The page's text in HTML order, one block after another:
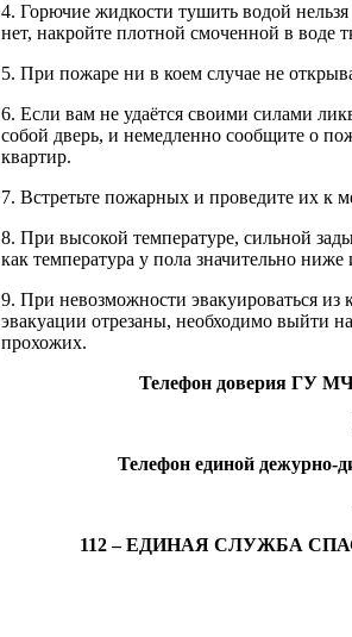
4. Горючие жидкости тушить водой
нет, накройте плотной смоченной в воде
5. При пожаре ни в коем случае не
6. Если вам не удаётся своими силами
собой дверь, и немедленно сообщите о
квартир.
7. Встретьте пожарных и проведите их к
8. При высокой температуре, сильной
как температура у пола значительно
9. При невозможности эвакуироваться из
эвакуации отрезаны, необходимо выйти
прохожих.
Телефон доверия ГУ
Телефон единой дежурно-
112 – ЕДИНАЯ СЛУЖБА